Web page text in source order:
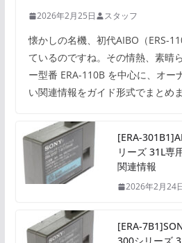
2026年2月25日 スタッフ
懐かしの名機、初代AIBO（ERS-
ているのですね。その情熱、素晴
ー型番 ERA-110B を中心に、オー
い関連情報をガイド形式でまとめ
[ERA-
リーズ 31L専
関連情報
2026年2月24
[ERA-